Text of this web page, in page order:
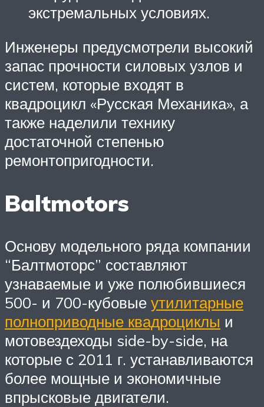
экстремальных условиях.
Инженеры предусмотрели высокий
запас прочности силовых узлов и
систем, которые входят в
квадроцикл «Русская Механика», а
также наделили технику
достаточной степенью
ремонтопригодности.
Baltmotors
Основу модельного ряда компании
“Балтмоторс” составляют
узнаваемые и уже полюбившиеся
500- и 700-кубовые утилитарные
полноприводные квадроциклы и
мотовездеходы side-by-side, на
которые с 2011 г. устанавливаются
более мощные и экономичные
впрысковые двигатели.